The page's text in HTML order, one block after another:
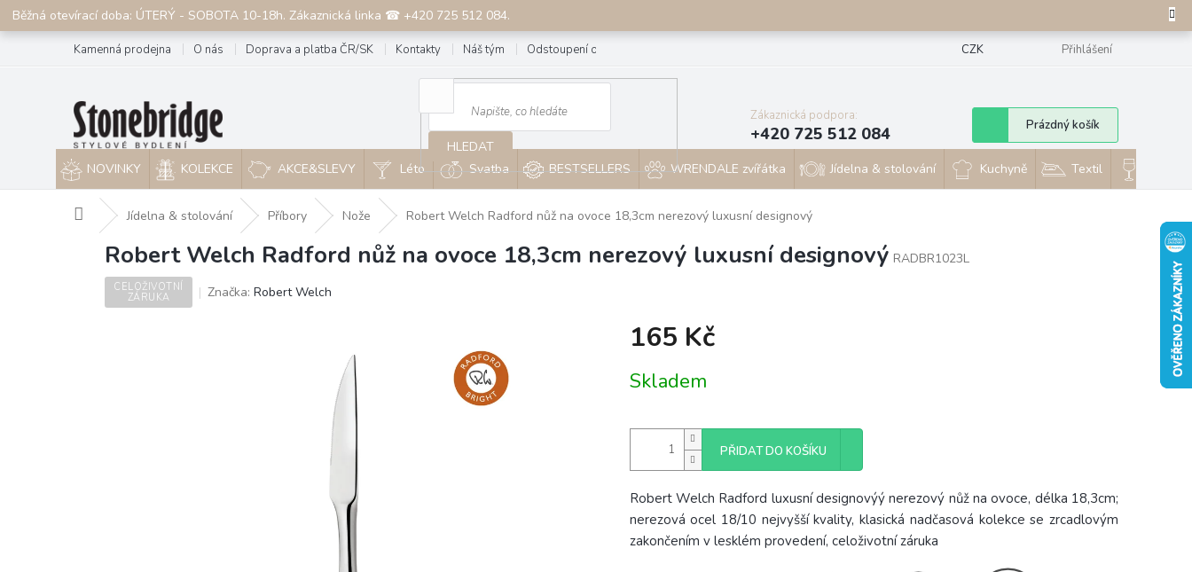
PřejítBěžná otevírací doba: ÚTERÝ - SOBOTA 10-18h. Zákaznická linka ☎ +420 725 512 084.
Kamenná prodejna O nás Doprava a platba ČR/SK Kontakty Náš tým Odstoupení od smlouvy CZK Přihlášení
HLEDAT
Zákaznická podpora:
+420 725 512 084
Nákupní
košík
Prázdný košík
NOVINKY KOLEKCE AKCE&SLEVY Léto Svatba BESTSELLERS WRENDALE zvířátka Jídelna & stolování Kuchyně Textil
Domů Jídelna & stolování Příbory Nože Robert Welch Radford nůž na ovoce 18,3cm nerezový luxusní designový
Robert Welch Radford nůž na ovoce 18,3cm nerezový luxusní designový RADBR1023L
CELOŽIVOTNÍ
ZÁRUKA
Značka: Robert Welch
165 Kč
cena:
Skladem
PŘIDAT DO KOŠÍKU
Robert Welch Radford luxusní designovýý nerezový nůž na ovoce, délka 18,3cm;
nerezová ocel 18/10 nejvyšší kvality, klasická nadčasová kolekce se zrcadlovým
zakončením v lesklém provedení, celoživotní záruka